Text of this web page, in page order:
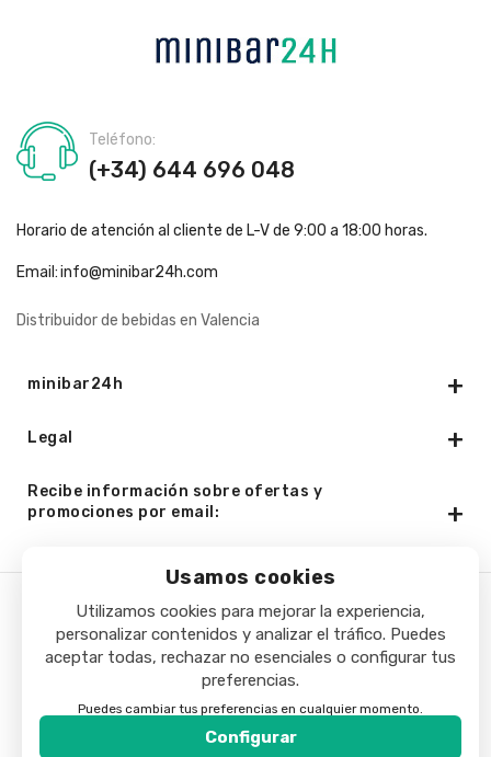
Usamos cookies
Utilizamos cookies para mejorar la experiencia,
personalizar contenidos y analizar el tráfico. Puedes
aceptar todas, rechazar no esenciales o configurar tus
preferencias.
Puedes cambiar tus preferencias en cualquier momento.
Configurar
Teléfono:
(+34) 644 696 048
Horario de atención al cliente de L-V de 9:00 a 18:00 horas.
Email:info@minibar24h.com
Distribuidor de bebidas en Valencia
minibar24h
Legal
Recibe información sobre ofertas y
promociones por email:
Copyright © 2025 - Minibar24h.com. Todos los derechos
reservados.